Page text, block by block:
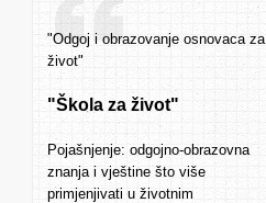
"Odgoj i obrazovanje osnovaca za
život"
"Škola za život"
Pojašnjenje: odgojno-obrazovna
znanja i vještine što više
primjenjivati u životnim